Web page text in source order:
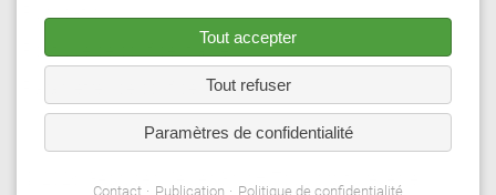
Publication
Politique de confidentialité
Paramètres de confidentialité
Tout accepter
Tout refuser
Paramètres de confidentialité
Contact Publication Politique de confidentialité